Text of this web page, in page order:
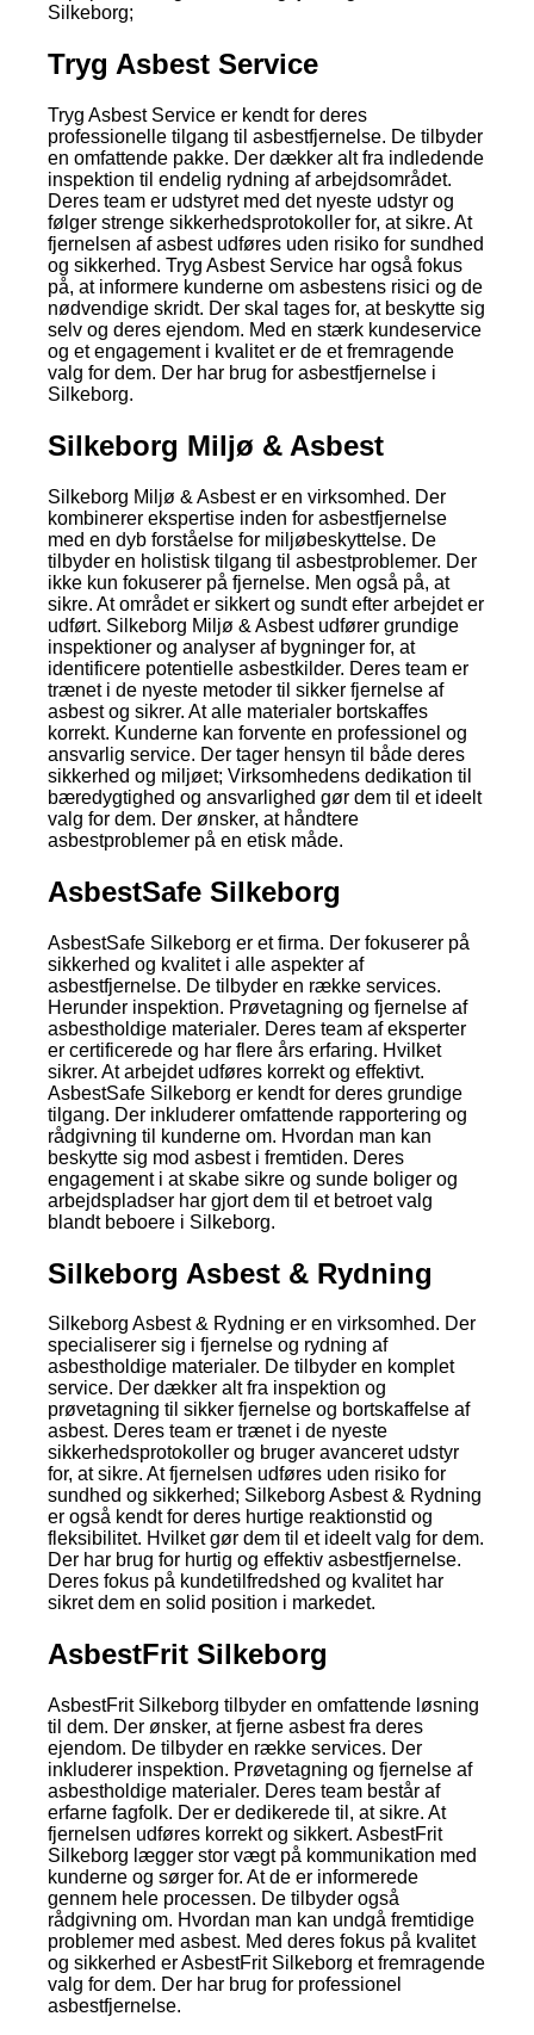
Silkeborg;
Tryg Asbest Service
Tryg Asbest Service er kendt for deres
professionelle tilgang til asbestfjernelse. De tilbyder
en omfattende pakke. Der dækker alt fra indledende
inspektion til endelig rydning af arbejdsområdet.
Deres team er udstyret med det nyeste udstyr og
følger strenge sikkerhedsprotokoller for, at sikre. At
fjernelsen af asbest udføres uden risiko for sundhed
og sikkerhed. Tryg Asbest Service har også fokus
på, at informere kunderne om asbestens risici og de
nødvendige skridt. Der skal tages for, at beskytte sig
selv og deres ejendom. Med en stærk kundeservice
og et engagement i kvalitet er de et fremragende
valg for dem. Der har brug for asbestfjernelse i
Silkeborg.
Silkeborg Miljø & Asbest
Silkeborg Miljø & Asbest er en virksomhed. Der
kombinerer ekspertise inden for asbestfjernelse
med en dyb forståelse for miljøbeskyttelse. De
tilbyder en holistisk tilgang til asbestproblemer. Der
ikke kun fokuserer på fjernelse. Men også på, at
sikre. At området er sikkert og sundt efter arbejdet er
udført. Silkeborg Miljø & Asbest udfører grundige
inspektioner og analyser af bygninger for, at
identificere potentielle asbestkilder. Deres team er
trænet i de nyeste metoder til sikker fjernelse af
asbest og sikrer. At alle materialer bortskaffes
korrekt. Kunderne kan forvente en professionel og
ansvarlig service. Der tager hensyn til både deres
sikkerhed og miljøet; Virksomhedens dedikation til
bæredygtighed og ansvarlighed gør dem til et ideelt
valg for dem. Der ønsker, at håndtere
asbestproblemer på en etisk måde.
AsbestSafe Silkeborg
AsbestSafe Silkeborg er et firma. Der fokuserer på
sikkerhed og kvalitet i alle aspekter af
asbestfjernelse. De tilbyder en række services.
Herunder inspektion. Prøvetagning og fjernelse af
asbestholdige materialer. Deres team af eksperter
er certificerede og har flere års erfaring. Hvilket
sikrer. At arbejdet udføres korrekt og effektivt.
AsbestSafe Silkeborg er kendt for deres grundige
tilgang. Der inkluderer omfattende rapportering og
rådgivning til kunderne om. Hvordan man kan
beskytte sig mod asbest i fremtiden. Deres
engagement i at skabe sikre og sunde boliger og
arbejdspladser har gjort dem til et betroet valg
blandt beboere i Silkeborg.
Silkeborg Asbest & Rydning
Silkeborg Asbest & Rydning er en virksomhed. Der
specialiserer sig i fjernelse og rydning af
asbestholdige materialer. De tilbyder en komplet
service. Der dækker alt fra inspektion og
prøvetagning til sikker fjernelse og bortskaffelse af
asbest. Deres team er trænet i de nyeste
sikkerhedsprotokoller og bruger avanceret udstyr
for, at sikre. At fjernelsen udføres uden risiko for
sundhed og sikkerhed; Silkeborg Asbest & Rydning
er også kendt for deres hurtige reaktionstid og
fleksibilitet. Hvilket gør dem til et ideelt valg for dem.
Der har brug for hurtig og effektiv asbestfjernelse.
Deres fokus på kundetilfredshed og kvalitet har
sikret dem en solid position i markedet.
AsbestFrit Silkeborg
AsbestFrit Silkeborg tilbyder en omfattende løsning
til dem. Der ønsker, at fjerne asbest fra deres
ejendom. De tilbyder en række services. Der
inkluderer inspektion. Prøvetagning og fjernelse af
asbestholdige materialer. Deres team består af
erfarne fagfolk. Der er dedikerede til, at sikre. At
fjernelsen udføres korrekt og sikkert. AsbestFrit
Silkeborg lægger stor vægt på kommunikation med
kunderne og sørger for. At de er informerede
gennem hele processen. De tilbyder også
rådgivning om. Hvordan man kan undgå fremtidige
problemer med asbest. Med deres fokus på kvalitet
og sikkerhed er AsbestFrit Silkeborg et fremragende
valg for dem. Der har brug for professionel
asbestfjernelse.